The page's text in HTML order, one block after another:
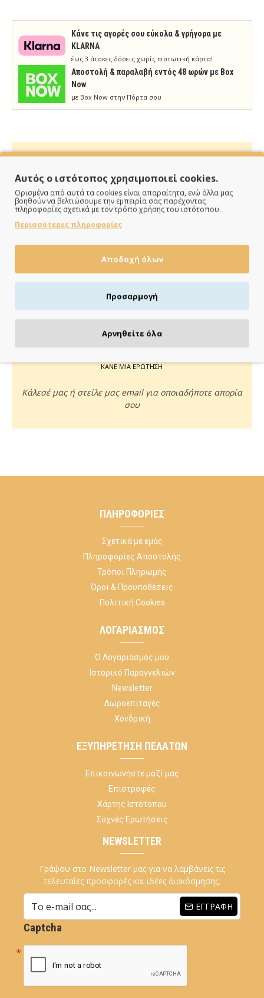
Κάνε τις αγορές σου εύκολα & γρήγορα με
KLARNA
έως 3 άτοκες δόσεις χωρίς πιστωτική κάρτα!
Aποστολή & παραλαβή εντός 48 ωρών με Box
Now
με Box Now στην Πόρτα σου
ΠΑΡΑΔΙΔΟΥΜΕ ΓΡΗΓΟΡΑ
Άμεση αποστολή της παραγγελίας σου σε 1 - 2 εργάσιμες
ΚΑΝΕ ΜΙΑ ΕΡΩΤΗΣΗ
Κάλεσέ μας ή στείλε μας email για οποιαδήποτε απορία
σου
ΠΛΗΡΟΦΟΡΊΕΣ
Σχετικά με εμάς
Πληροφορίες Αποστολής
Τρόποι Πληρωμής
Όροι & Προϋποθέσεις
Πολιτική Cookies
ΛΟΓΑΡΙΑΣΜΌΣ
Ο Λογαριασμός μου
Ιστορικό Παραγγελιών
Newsletter
Δωροεπιταγές
Χονδρική
ΕΞΥΠΗΡΈΤΗΣΗ ΠΕΛΑΤΏΝ
Επικοινωνήστε μαζί μας
Επιστροφές
Χάρτης Ιστότοπου
Συχνές Ερωτήσεις
NEWSLETTER
Γράψου στο Newsletter μας για να λαμβάνεις τις
τελευταίες προσφορές και ιδέες διακόσμησης.
ΕΓΓΡΑΦΉ
Captcha
Αυτός ο ιστότοπος χρησιμοποιεί cookies.
Ορισμένα από αυτά τα cookies είναι απαραίτητα, ενώ άλλα μας
βοηθούν να βελτιώσουμε την εμπειρία σας παρέχοντας
πληροφορίες σχετικά με τον τρόπο χρήσης του ιστότοπου.
Περισσότερες πληροφορίες
Αποδοχή όλων
Προσαρμογή
Αρνηθείτε όλα